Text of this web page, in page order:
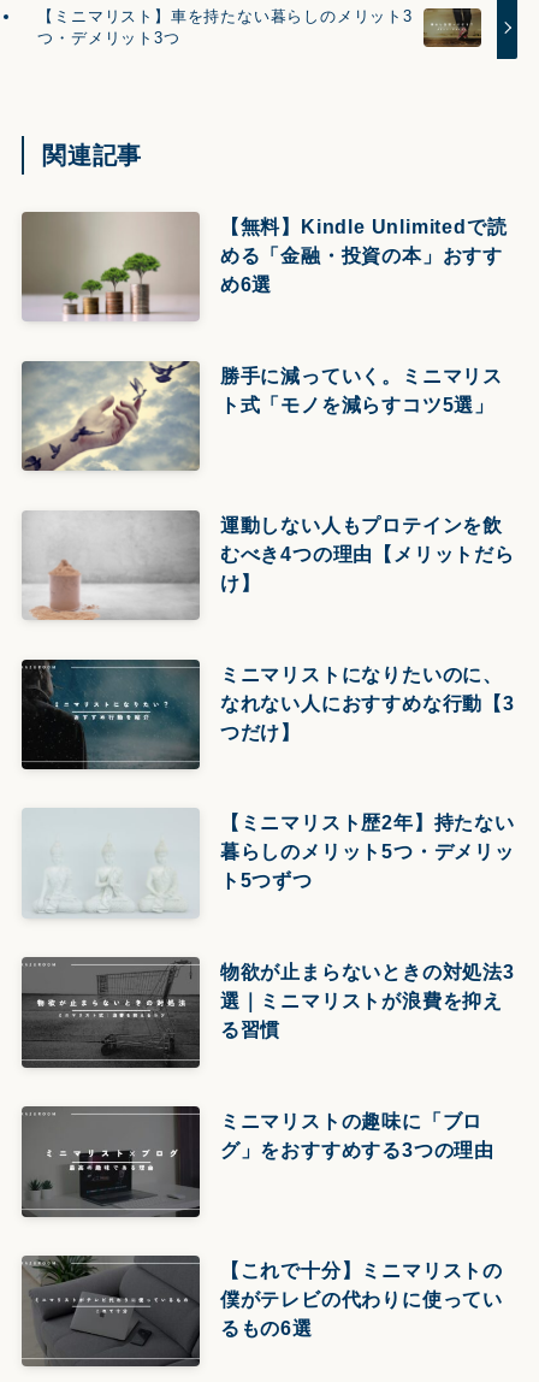
【ミニマリスト】車を持たない暮らしのメリット3
つ・デメリット3つ
関連記事
【無料】Kindle Unlimitedで読
める「金融・投資の本」おすす
め6選
勝手に減っていく。ミニマリス
ト式「モノを減らすコツ5選」
運動しない人もプロテインを飲
むべき4つの理由【メリットだら
け】
ミニマリストになりたいのに、
なれない人におすすめな行動【3
つだけ】
【ミニマリスト歴2年】持たない
暮らしのメリット5つ・デメリッ
ト5つずつ
物欲が止まらないときの対処法3
選｜ミニマリストが浪費を抑え
る習慣
ミニマリストの趣味に「ブロ
グ」をおすすめする3つの理由
【これで十分】ミニマリストの
僕がテレビの代わりに使ってい
るもの6選